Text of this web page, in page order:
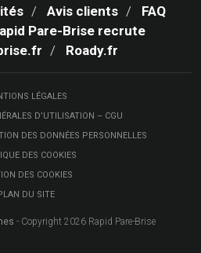
Avis clients
FAQ
Pare-Brise recrute
Roady.fr
LÉGALES
D’UTILISATION – CGU
DES DONNÉES PERSONNELLES
DES COOKIES
DES COOKIES
DU SITE
- Copyright 2026 Rapid Pare-Brise